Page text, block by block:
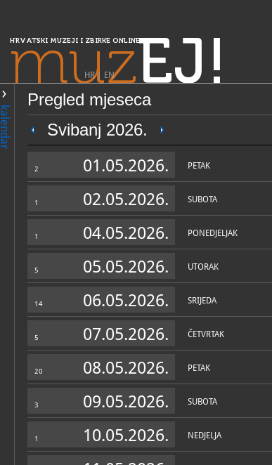
HRVATSKI MUZEJI I ZBIRKE ONLINE
muzEJ!
HR| EN
kalendar
Pregled mjeseca
Svibanj 2026.
2 01.05.2026. PETAK
1 02.05.2026. SUBOTA
1 04.05.2026. PONEDJELJAK
5 05.05.2026. UTORAK
14 06.05.2026. SRIJEDA
5 07.05.2026. ČETVRTAK
20 08.05.2026. PETAK
3 09.05.2026. SUBOTA
1 10.05.2026. NEDJELJA
PRETRAŽIVANJE
Središnja Hrvatska
Spomen-soba blaženog
Stepinca, Krašić
OPĆI PODACI
Zbirka vjerske zajednice